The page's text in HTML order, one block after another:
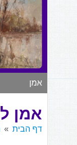
אמן
אמן
דף הבית